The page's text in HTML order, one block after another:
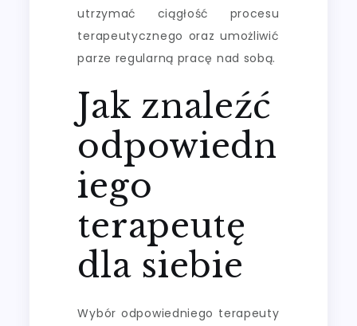
utrzymać ciągłość procesu
terapeutycznego oraz umożliwić
parze regularną pracę nad sobą.
Jak znaleźć
odpowiedn
iego
terapeutę
dla siebie
Wybór odpowiedniego terapeuty